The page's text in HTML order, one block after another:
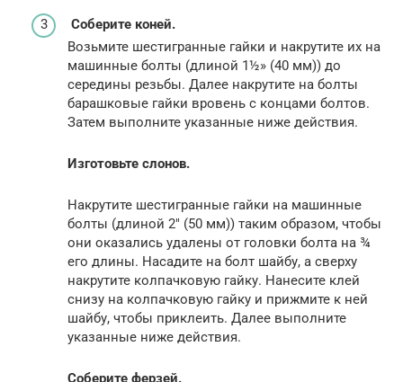
Соберите коней.
Возьмите шестигранные гайки и накрутите их на
машинные болты (длиной 1½» (40 мм)) до
середины резьбы. Далее накрутите на болты
барашковые гайки вровень с концами болтов.
Затем выполните указанные ниже действия.
Изготовьте слонов.
Накрутите шестигранные гайки на машинные
болты (длиной 2″ (50 мм)) таким образом, чтобы
они оказались удалены от головки болта на ¾
его длины. Насадите на болт шайбу, а сверху
накрутите колпачковую гайку. Нанесите клей
снизу на колпачковую гайку и прижмите к ней
шайбу, чтобы приклеить. Далее выполните
указанные ниже действия.
Соберите ферзей.